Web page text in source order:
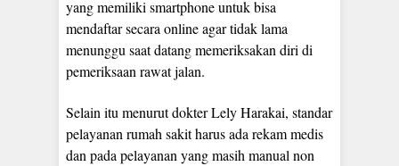
yang memiliki smartphone untuk bisa
mendaftar secara online agar tidak lama
menunggu saat datang memeriksakan diri di
pemeriksaan rawat jalan.
Selain itu menurut dokter Lely Harakai, standar
pelayanan rumah sakit harus ada rekam medis
dan pada pelayanan yang masih manual non